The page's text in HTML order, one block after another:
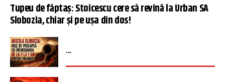
Tupeu de făptaș: Stoicescu cere să revină la Urban SA
Slobozia, chiar și pe ușa din dos!
...